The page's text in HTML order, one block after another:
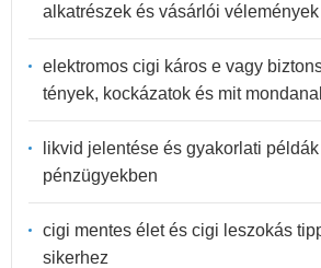
alkatrészek és vásárlói vélemények
elektromos cigi káros e vagy
tények, kockázatok és mit
likvid jelentése és gyakorlati
pénzügyekben
cigi mentes élet és cigi leszokás
sikerhez